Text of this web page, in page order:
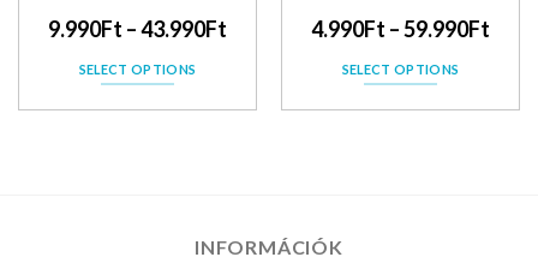
9.990Ft –43.990Ft
SELECT OPTIONS
4.990Ft –59.990Ft
SELECT OPTIONS
INFORMÁCIÓK